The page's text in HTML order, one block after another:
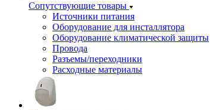
Сопутствующие товары
Источники питания
Оборудование для инсталлятора
Оборудование климатической защиты
Провода
Разъемы/переходники
Расходные материалы